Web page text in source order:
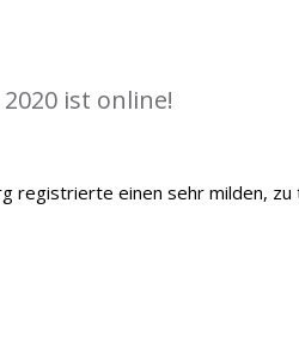
ist online!
registrierte einen sehr milden,